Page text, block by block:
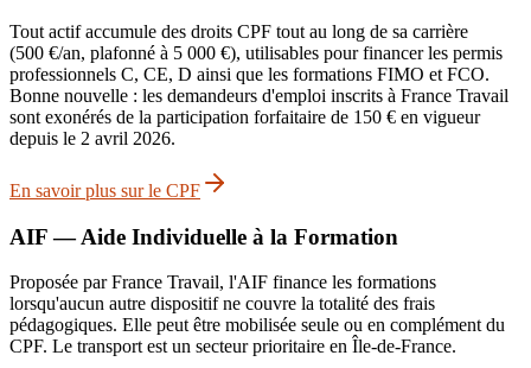
Tout actif accumule des droits CPF tout au long de sa carrière
(500 €/an, plafonné à 5 000 €), utilisables pour financer les permis
professionnels C, CE, D ainsi que les formations FIMO et FCO.
Bonne nouvelle : les demandeurs d'emploi inscrits à France Travail
sont exonérés de la participation forfaitaire de 150 € en vigueur
depuis le 2 avril 2026.
En savoir plus sur le CPF
AIF — Aide Individuelle à la Formation
Proposée par France Travail, l'AIF finance les formations
lorsqu'aucun autre dispositif ne couvre la totalité des frais
pédagogiques. Elle peut être mobilisée seule ou en complément du
CPF. Le transport est un secteur prioritaire en Île-de-France.